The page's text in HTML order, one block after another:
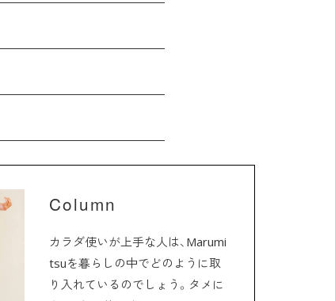
Column
カラダ使いが上手な人は、Marumi
tsuを暮らしの中でどのように取
り入れているのでしょう。タメに